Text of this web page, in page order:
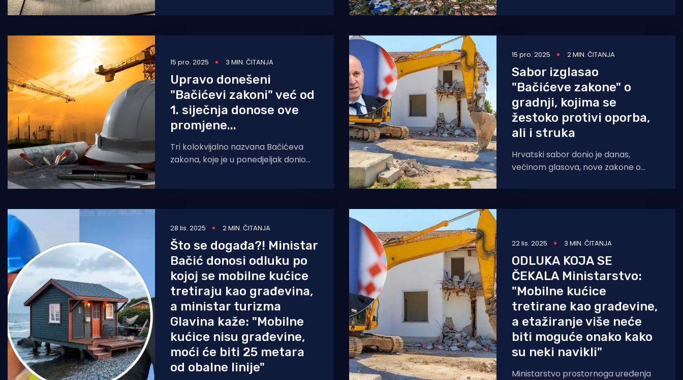
te kako u izgradnji novih nebodera
15 pro. 2025 3 MIN. ČITANJA
Upravo donešeni
"Bačićevi zakoni" već od
1. siječnja donose ove
promjene...
Tri kolokvijalno nazvana Bačićeva
zakona, koje je u ponedjeljak donio
15 pro. 2025 2 MIN. ČITANJA
Sabor izglasao
"Bačićeve zakone" o
gradnji, kojima se
žestoko protivi oporba,
ali i struka
Hrvatski sabor donio je danas,
većinom glasova, nove zakone o
energetskoj učinkovitosti u
28 lis. 2025 2 MIN. ČITANJA
Što se događa?! Ministar
Bačić donosi odluku po
kojoj se mobilne kućice
tretiraju kao građevina,
a ministar turizma
Glavina kaže: "Mobilne
kućice nisu građevine,
moći će biti 25 metara
od obalne linije"
22 lis. 2025 3 MIN. ČITANJA
ODLUKA KOJA SE
ČEKALA Ministarstvo:
"Mobilne kućice
tretirane kao građevine,
a etažiranje više neće
biti moguće onako kako
su neki navikli"
Ministarstvo prostornoga uređenja